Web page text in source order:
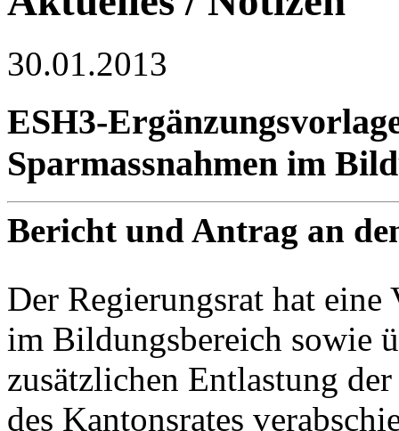
30.01.2013
ESH3-
Sparmassnahmen im
Bericht und Antrag an
Der Regierungsrat hat eine
im Bildungsbereich sowie
zusätzlichen Entlastung
des Kantonsrates